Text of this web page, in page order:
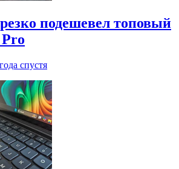
подешевел топовый
спустя